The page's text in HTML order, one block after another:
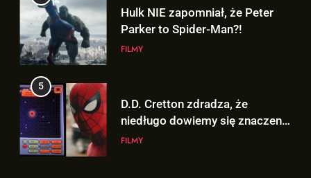
5
D.D. Cretton zdradza, że
niedługo dowiemy się znaczenia
Kolejne informacje o roli
Lokiego w „AVENGERS:
5